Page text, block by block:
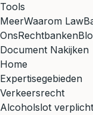
Tools
MeerWaarom
OnsRechtbanken
Document Nakijken
Home
Expertisegebieden
Verkeersrecht
Alcoholslot verplicht